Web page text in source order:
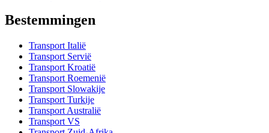
Bestemmingen
Transport Italië
Transport Servië
Transport Kroatië
Transport Roemenië
Transport Slowakije
Transport Turkije
Transport Australië
Transport VS